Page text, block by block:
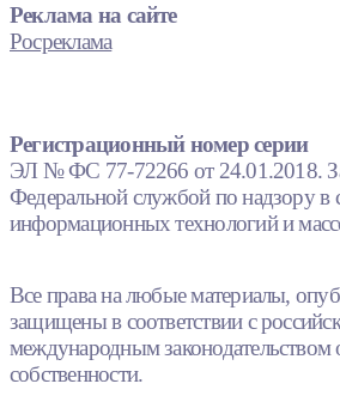
Реклама на сайте
Росреклама
Регистрационный номер серии
ЭЛ № ФС 77-72266 от 24.01.2018.
Федеральной службой по надзору в
информационных технологий и
Все права на любые материалы,
защищены в соответствии с
международным законодательством
собственности.